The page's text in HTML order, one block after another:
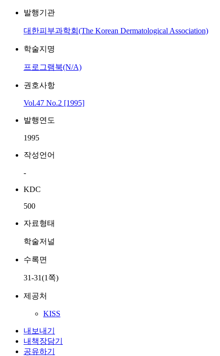
발행기관
대한피부과학회(The Korean Dermatological Association)
학술지명
프로그램북(N/A)
권호사항
Vol.47 No.2 [1995]
발행연도
1995
작성언어
-
KDC
500
자료형태
학술저널
수록면
31-31(1쪽)
제공처
KISS
내보내기
내책장담기
공유하기